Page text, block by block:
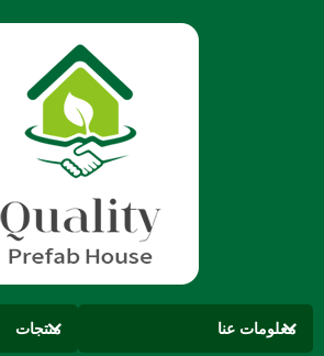
معلومات عنا منتجات